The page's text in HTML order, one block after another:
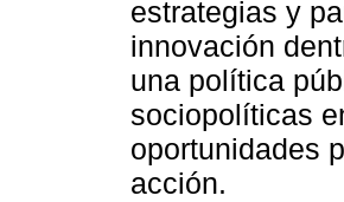
estrategias y
innovación
una política
sociopolíticas
oportunidades
acción.